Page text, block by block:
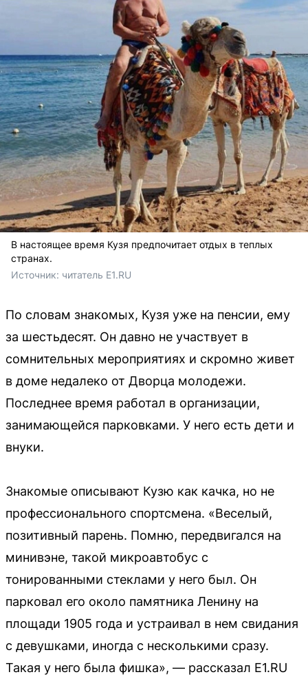
В настоящее время Кузя предпочитает отдых в теплых
странах.
Источник: читатель E1.RU
По словам знакомых, Кузя уже на пенсии, ему
за шестьдесят. Он давно не участвует в
сомнительных мероприятиях и скромно живет
в доме недалеко от Дворца молодежи.
Последнее время работал в организации,
занимающейся парковками. У него есть дети и
внуки.
Знакомые описывают Кузю как качка, но не
профессионального спортсмена. «Веселый,
позитивный парень. Помню, передвигался на
минивэне, такой микроавтобус с
тонированными стеклами у него был. Он
парковал его около памятника Ленину на
площади 1905 года и устраивал в нем свидания
с девушками, иногда с несколькими сразу.
Такая у него была фишка», — рассказал E1.RU